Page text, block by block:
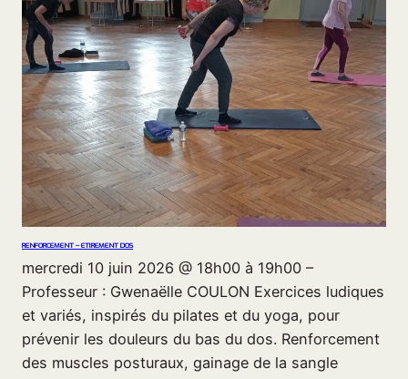
RENFORCEMENT – ETIREMENT DOS
mercredi 10 juin 2026 @ 18h00 à 19h00 –
Professeur : Gwenaëlle COULON Exercices ludiques
et variés, inspirés du pilates et du yoga, pour
prévenir les douleurs du bas du dos. Renforcement
des muscles posturaux, gainage de la sangle